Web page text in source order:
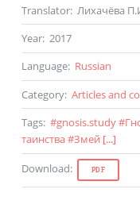
Translator: Лихачёва
Year: 2017
Language: Russian
Category: Articles and
Tags: #gnosis.study#
таинства#Змей [...]
Download: PDF